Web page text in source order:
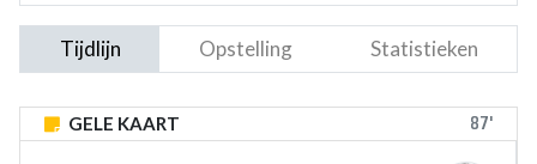
Tijdlijn Opstelling Statistieken
GELE KAART 87'